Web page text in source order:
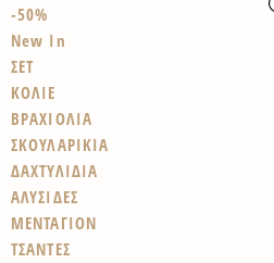
-50%
New In
ΣΕΤ
ΚΟΛΙΕ
ΒΡΑΧΙΟΛΙΑ
ΣΚΟΥΛΑΡΙΚΙΑ
ΔΑΧΤΥΛΙΔΙΑ
ΑΛΥΣΙΔΕΣ
ΜΕΝΤΑΓΙΟΝ
ΤΣΑΝΤΕΣ